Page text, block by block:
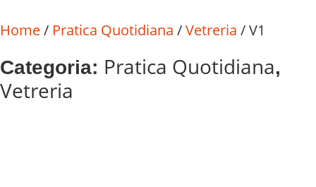
Home/ Pratica Quotidiana /Vetreria / V1
Categoria: Pratica Quotidiana,
Vetreria